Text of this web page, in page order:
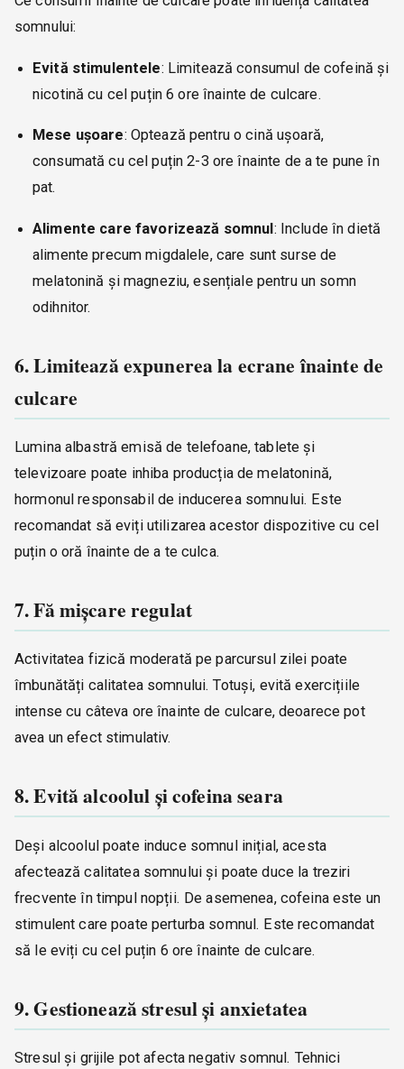
somnului:
Evită stimulentele: Limitează consumul de cofeină și
nicotină cu cel puțin 6 ore înainte de culcare.
Mese ușoare: Optează pentru o cină ușoară,
consumată cu cel puțin 2-3 ore înainte de a te pune în
pat.
Alimente care favorizează somnul: Include în dietă
alimente precum migdalele, care sunt surse de
melatonină și magneziu, esențiale pentru un somn
odihnitor.
6. Limitează expunerea la ecrane înainte de
culcare
Lumina albastră emisă de telefoane, tablete și
televizoare poate inhiba producția de melatonină,
hormonul responsabil de inducerea somnului. Este
recomandat să eviți utilizarea acestor dispozitive cu cel
puțin o oră înainte de a te culca.
7. Fă mișcare regulat
Activitatea fizică moderată pe parcursul zilei poate
îmbunătăți calitatea somnului. Totuși, evită exercițiile
intense cu câteva ore înainte de culcare, deoarece pot
avea un efect stimulativ.
8. Evită alcoolul și cofeina seara
Deși alcoolul poate induce somnul inițial, acesta
afectează calitatea somnului și poate duce la treziri
frecvente în timpul nopții. De asemenea, cofeina este un
stimulent care poate perturba somnul. Este recomandat
să le eviți cu cel puțin 6 ore înainte de culcare.
9. Gestionează stresul și anxietatea
Stresul și grijile pot afecta negativ somnul. Tehnici